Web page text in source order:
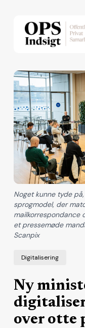
Digitalisering
Ny
over otte
Noget kunne tyde
sprogmodel, der
mailkorrespondance
et pressemøde
Scanpix